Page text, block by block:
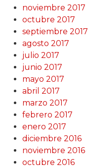
noviembre 2017
octubre 2017
septiembre 2017
agosto 2017
julio 2017
junio 2017
mayo 2017
abril 2017
marzo 2017
febrero 2017
enero 2017
diciembre 2016
noviembre 2016
octubre 2016